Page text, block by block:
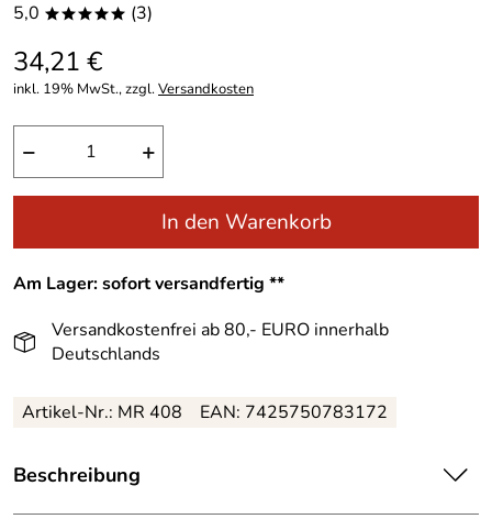
5,0 ***** (3)
34,21 €
inkl. 19% MwSt., zzgl.Versandkosten
− +
In den Warenkorb
Am Lager: sofort versandfertig **
Versandkostenfrei ab 80,- EURO innerhalb
Deutschlands
Artikel-Nr.: MR 408 EAN: 7425750783172
Beschreibung